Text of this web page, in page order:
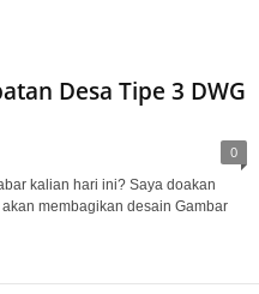
Desa Tipe 3 DWG
0
kalian hari ini? Saya doakan
membagikan desain Gambar